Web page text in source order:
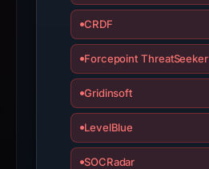
live
Avoid
interacting
the
submit
CRDF
Forcepoint ThreatSeeker
Gridinsoft
LevelBlue
SOCRadar